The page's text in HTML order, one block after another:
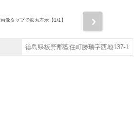
画像タップで拡大表示【1/1】
徳島県板野郡藍住町勝瑞字西地137-1